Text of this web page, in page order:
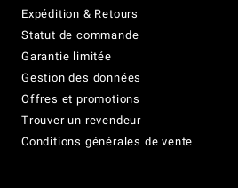
Expédition & Retours
Statut de commande
Garantie limitée
Gestion des données
Offres et promotions
Trouver un revendeur
Conditions générales de vente